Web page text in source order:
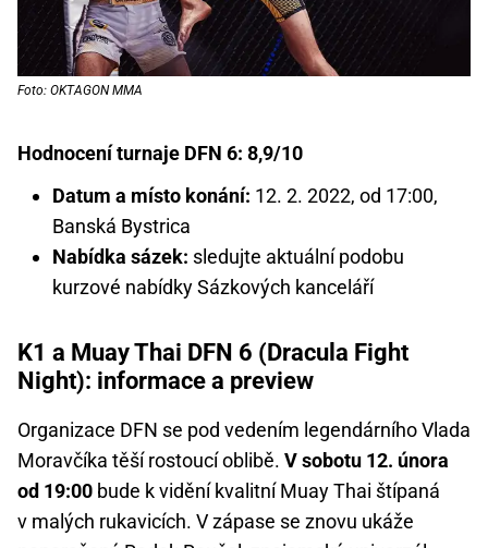
Foto: OKTAGON MMA
Hodnocení turnaje DFN 6: 8,9/10
Datum a místo konání: 12. 2. 2022, od 17:00,
Banská Bystrica
Nabídka sázek: sledujte aktuální podobu
kurzové nabídky Sázkových kanceláří
K1 a Muay Thai DFN 6 (Dracula Fight
Night): informace a preview
Organizace DFN se pod vedením legendárního Vlada
Moravčíka těší rostoucí oblibě. V sobotu 12. února
od 19:00 bude k vidění kvalitní Muay Thai štípaná
v malých rukavicích. V zápase se znovu ukáže